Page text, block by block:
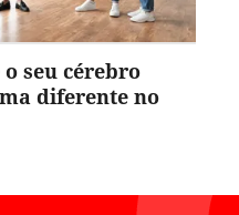
seu cérebro
diferente no